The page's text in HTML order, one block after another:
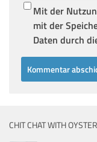
Mit der
mit der
Daten durch
CHIT CHAT WITH OYSTER